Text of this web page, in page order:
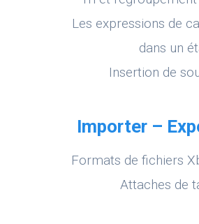
Les expressions de
dans un
Insertion de
Importer –
Formats de fichiers
Attaches de